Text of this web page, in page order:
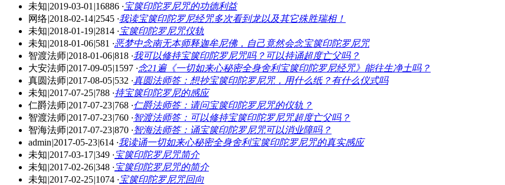
未知|2019-03-01 |16886 · 宝箧印陀罗尼咒的功德利益
网络|2018-02-14|2545 ·我读宝箧印陀罗尼经咒多次看到龙以及其它殊胜瑞相！
未知|2018-01-19|2814 · 宝箧印陀罗尼咒仪轨
未知|2018-01-06|581 ·恶梦中念南无本师释迦牟尼佛，自己竟然会念宝箧印陀罗尼咒
智渡法师|2018-01-06|818 ·我可以修持宝箧印陀罗尼咒吗？可以持诵超度亡父吗？
大安法师|2017-09-05|1597 ·念21遍《一切如来心秘密全身舍利宝箧印陀罗尼经咒》能往生净土吗？
真圆法师|2017-08-05|532 ·真圆法师答：想抄宝箧印陀罗尼咒，用什么纸？有什么仪式吗
未知|2017-07-25|788 ·持宝箧印陀罗尼的感应
仁爵法师|2017-07-23|768 ·仁爵法师答：请问宝箧印陀罗尼咒的仪轨？
智渡法师|2017-07-23|760 ·智渡法师答：可以修持宝箧印陀罗尼咒超度亡父吗？
智海法师|2017-07-23|870 ·智海法师答：诵宝箧印陀罗尼咒可以消业障吗？
admin|2017-05-23|614 ·我读诵一切如来心秘密全身舍利宝箧印陀罗尼咒的真实感应
未知|2017-03-17|349 · 宝箧印陀罗尼咒简介
未知|2017-02-26|348 · 宝箧印陀罗尼咒的简介
未知|2017-02-25|1074 · 宝箧印陀罗尼咒回向